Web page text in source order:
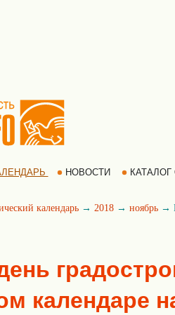
НОВОСТИ КАТАЛОГ
календарь → 2018 → ноябрь →
календаре